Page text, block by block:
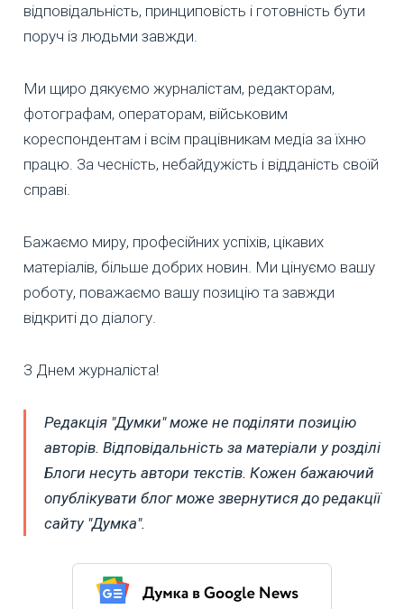
відповідальність, принциповість і готовність бути
поруч із людьми завжди.
Ми щиро дякуємо журналістам, редакторам,
фотографам, операторам, військовим
кореспондентам і всім працівникам медіа за їхню
працю. За чесність, небайдужість і відданість своїй
справі.
Бажаємо миру, професійних успіхів, цікавих
матеріалів, більше добрих новин. Ми цінуємо вашу
роботу, поважаємо вашу позицію та завжди
відкриті до діалогу.
З Днем журналіста!
Редакція "Думки" може не поділяти позицію
авторів. Відповідальність за матеріали у розділі
Блоги несуть автори текстів. Кожен бажаючий
опублікувати блог може звернутися до редакції
сайту "Думка".